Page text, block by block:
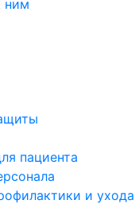
ним
пациента
и ухода